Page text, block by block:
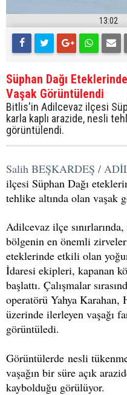
13:02
Süphan Dağı
Vaşak Görüntülendi
Bitlis'in Adilcevaz ilçesi
karla kaplı arazide, nesli
görüntülendi.
Salih BEŞKARDEŞ /
ilçesi Süphan Dağı
tehlike altında olan vaşak
Adilcevaz ilçe
bölgenin en önemli
eteklerinde etkili olan
İdaresi ekipleri, kapanan
başlattı. Çalışmalar
operatörü Yahya Karahan,
üzerinde ilerleyen vaşağı
görüntüledi.
Görüntülerde nesli
vaşağın bir süre açık
kaybolduğu görülüyor.